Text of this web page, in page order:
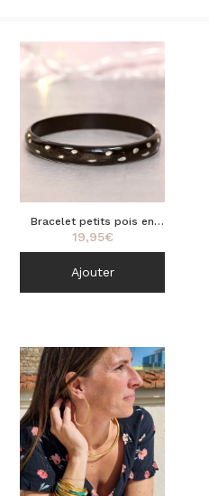
Bracelet petits pois en
corne 10mm
19,95€
Ajouter